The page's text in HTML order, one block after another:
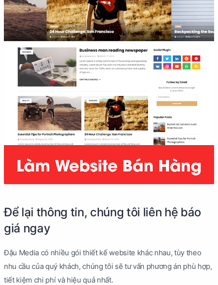
Để lại thông tin, chúng tôi liên hệ báo
giá ngay
Đậu Media có nhiều gói thiết kế website khác nhau, tùy theo
nhu cầu của quý khách, chúng tôi sẽ tư vấn phương án phù hợp,
tiết kiệm chi phí và hiệu quả nhất.